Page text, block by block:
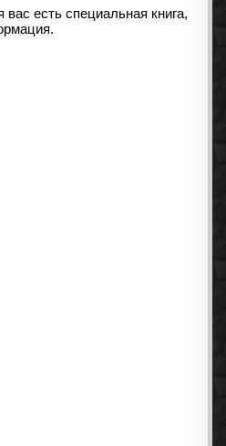
есть специальная книга,